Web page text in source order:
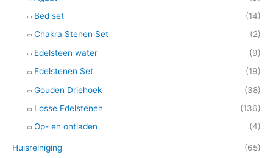
Bed set
(14)
Chakra Stenen Set
(2)
Edelsteen water
(9)
Edelstenen Set
(19)
Gouden Driehoek
(38)
Losse Edelstenen
(136)
Op- en ontladen
(4)
Huisreiniging (65)